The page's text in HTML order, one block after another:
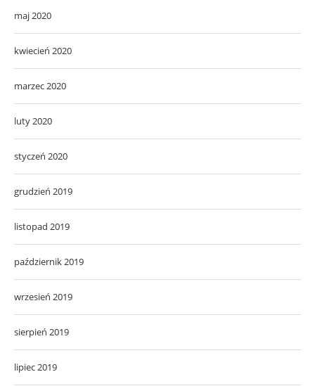
maj 2020
kwiecień 2020
marzec 2020
luty 2020
styczeń 2020
grudzień 2019
listopad 2019
październik 2019
wrzesień 2019
sierpień 2019
lipiec 2019